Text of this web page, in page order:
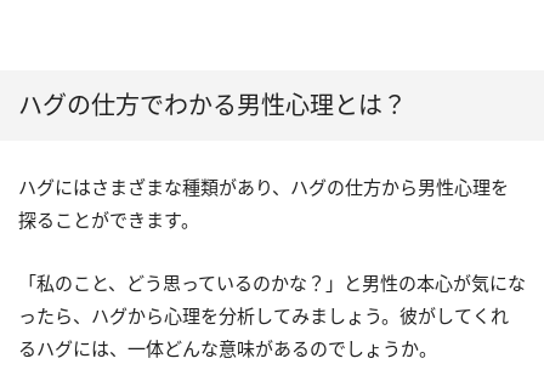
ハグの仕方でわかる男性心理とは？
ハグにはさまざまな種類があり、ハグの仕方から男性心理を
探ることができます。
「私のこと、どう思っているのかな？」と男性の本心が気にな
ったら、ハグから心理を分析してみましょう。彼がしてくれ
るハグには、一体どんな意味があるのでしょうか。